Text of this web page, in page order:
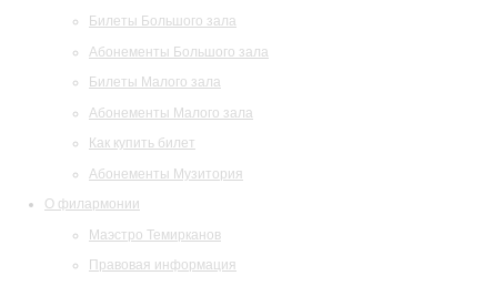
Билеты Большого зала
Абонементы Большого зала
Билеты Малого зала
Абонементы Малого зала
Как купить билет
Абонементы Музитория
О филармонии
Маэстро Темирканов
Правовая информация